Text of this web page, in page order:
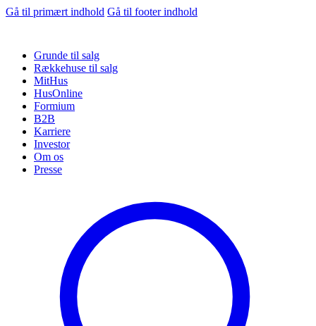
Gå til primært indhold Gå til footer indhold
Grunde til salg
Rækkehuse til salg
MitHus
HusOnline
Formium
B2B
Karriere
Investor
Om os
Presse